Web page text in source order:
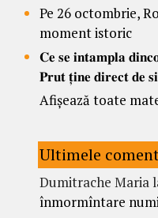
Pe 26 octombrie,
moment istoric
𝐂𝐞 𝐬𝐞 𝐢𝐧𝐭𝐚𝐦𝐩𝐥𝐚
𝐏𝐫𝐮𝐭 𝐭̦𝐢𝐧𝐞 𝐝𝐢𝐫𝐞𝐜𝐭 𝐝𝐞
Afișează toate
Ultimele
Dumitrache Maria
înmormîntare